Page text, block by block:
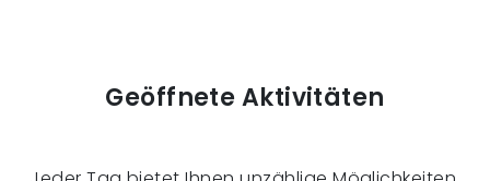
Geöffnete Aktivitäten